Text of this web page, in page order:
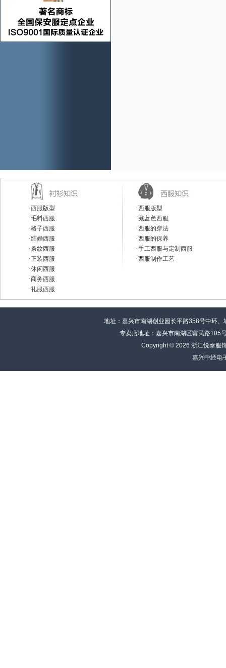
·西服版型
·毛料西服
·格子西服
·结婚西服
·条纹西服
·正装西服
·休闲西服
·商务西服
·礼服西服
·西服版型
·藏蓝色西服
·西服的穿法
·西服的保养
·手工西服与定制西服
·西服制作工艺
地址：嘉兴市南湖创业园长平路358号中环
专卖店地址：嘉兴市南湖区富民路105
Copyright © 2026 浙江悦泰服
嘉兴中经电